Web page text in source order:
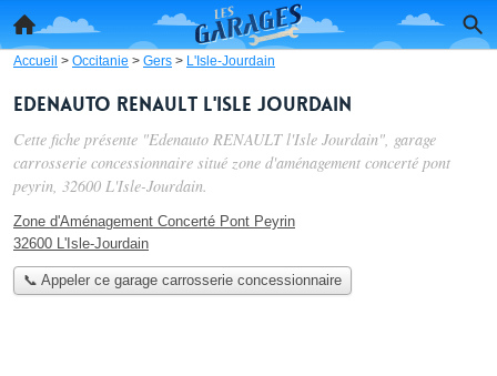
Accueil > Occitanie > Gers > L'Isle-Jourdain
Edenauto RENAULT l'Isle Jourdain
Cette fiche présente "Edenauto RENAULT l'Isle Jourdain", garage
carrosserie concessionnaire situé zone d'aménagement concerté pont
peyrin, 32600 L'Isle-Jourdain.
Zone d'Aménagement Concerté Pont Peyrin
32600 L'Isle-Jourdain
📞 Appeler ce garage carrosserie concessionnaire